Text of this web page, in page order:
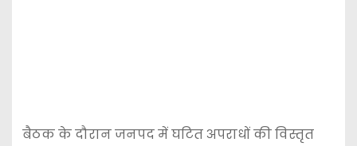
बैठक के दौरान जनपद में घटित अपराधों की विस्तृत